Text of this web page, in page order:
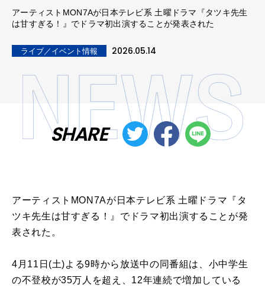
アーティストMON7Aが日本テレビ系 土曜ドラマ『タツキ先生
は甘すぎる！』でドラマ初出演することが発表された
ライブ／イベント情報 2026.05.14
SHARE
アーティストMON7Aが日本テレビ系 土曜ドラマ『タ
ツキ先生は甘すぎる！』でドラマ初出演することが発
表された。
4月11日(土)よる9時から放送中の同番組は、小中学生
の不登校が35万人を超え、12年連続で増加している